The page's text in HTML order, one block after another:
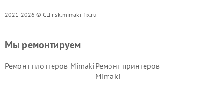
2021-2026 © СЦ nsk.mimaki-fix.ru
Мы ремонтируем
Ремонт плоттеров Mimaki Ремонт принтеров
Mimaki